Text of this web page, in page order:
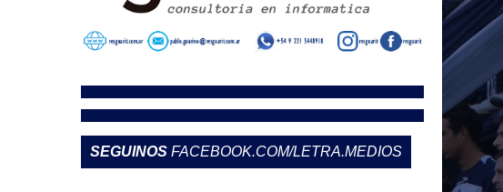
SEGUINOSFACEBOOK.COM/LETRA.MEDIOS